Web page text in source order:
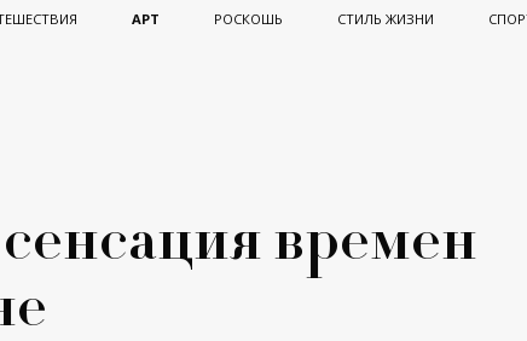
АРТ РОСКОШЬ СТИЛЬ ЖИЗНИ
времен